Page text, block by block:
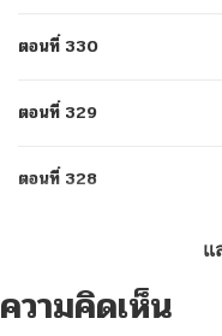
ตอนที่ 330
ตอนที่ 329
ตอนที่ 328
ตอนที่ 326
แ
ความคิดเห็น